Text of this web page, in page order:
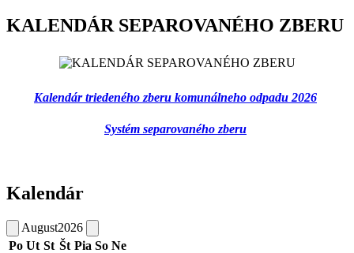
KALENDÁR SEPAROVANÉHO ZBERU
Kalendár triedeného zberu komunálneho odpadu 2026
Systém separovaného zberu
Kalendár
August2026
Po Ut St Št Pia So Ne